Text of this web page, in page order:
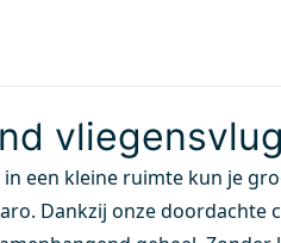
Radiatoren
in een kleine ruimte kun je
Dankzij onze doordachte